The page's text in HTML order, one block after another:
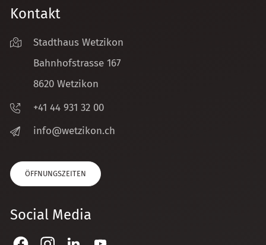
Kontakt
Stadthaus Wetzikon
Bahnhofstrasse 167
8620 Wetzikon
+41 44 931 32 00
nf
w tz k n ch
ÖFFNUNGSZEITEN
Social Media